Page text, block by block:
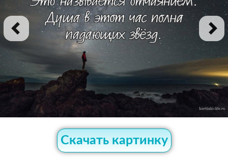
Скачать картинку